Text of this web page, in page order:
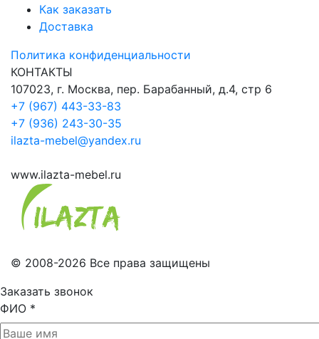
Как заказать
Доставка
Политика конфиденциальности
КОНТАКТЫ
107023, г. Москва, пер. Барабанный, д.4, стр 6
+7 (967) 443-33-83
+7 (936) 243-30-35
ilazta-mebel@yandex.ru
www.ilazta-mebel.ru
© 2008-2026 Все права защищены
Заказать звонок
ФИО *